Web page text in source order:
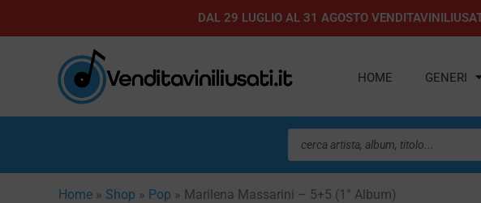
al
DAL 29 LUGLIO AL 31 AGOSTO
HOME GENERI
Ricerca
prodotti
Home » Shop » Pop » Marilena Massarini – 5+5 (1° Album)